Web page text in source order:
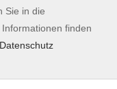
Impressum
AGB
Datenschutzerklärung
Sie in die
finden
Datenschutz